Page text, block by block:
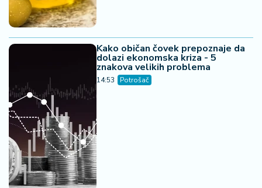
Kako običan čovek prepoznaje da
dolazi ekonomska kriza - 5
znakova velikih problema
14:53 Potrošač